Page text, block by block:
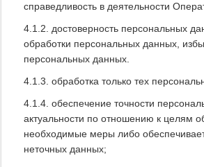
справедливость в деятельности
4.1.2. достоверность персональных
обработки персональных данных,
персональных данных.
4.1.3. обработка только тех
4.1.4. обеспечение точности
актуальности по отношению к целям
необходимые меры либо
неточных данных;